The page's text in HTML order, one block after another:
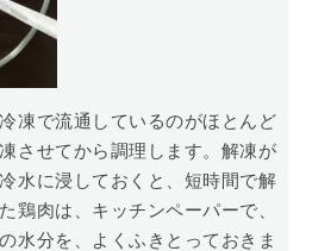
凍で流通しているのがほとんど
させてから調理します。解凍が
水に浸しておくと、短時間で解
鶏肉は、キッチンペーパーで、
水分を、よくふきとっておきま